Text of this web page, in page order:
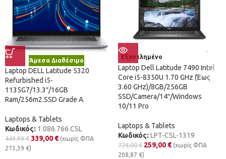
Άμεσα Διαθέσιμο
Laptop DELL Latitude 5320
Refurbished i5-
1135G7/13.3″/16GB
Ram/256m2.SSD Grade A
Laptops & Tablets
Κωδικός: 1.086.766.CSL
449,99€ 339,00 € (χωρίς ΦΠΑ
273,39 €)
Εξαντλημένο
Laptop Dell Latitude 7490 Intel
Core i5-8350U 1.70 GHz (Έως
3.60 GHz)/8GB/256GB
SSD/Camera/14″/Windows
10/11 Pro
Laptops & Tablets
Κωδικός: LPT-CSL-1319
729,00€ 259,00 € (χωρίς ΦΠΑ
208,87 €)